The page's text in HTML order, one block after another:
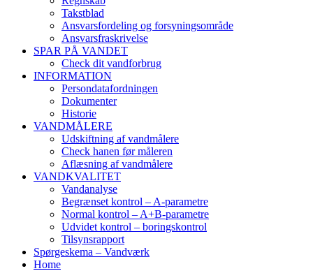
Takstblad
Ansvarsfordeling og forsyningsområde
Ansvarsfraskrivelse
SPAR PÅ VANDET
Check dit vandforbrug
INFORMATION
Persondatafordningen
Dokumenter
Historie
VANDMÅLERE
Udskiftning af vandmålere
Check hanen før måleren
Aflæsning af vandmålere
VANDKVALITET
Vandanalyse
Begrænset kontrol – A-parametre
Normal kontrol – A+B-parametre
Udvidet kontrol – boringskontrol
Tilsynsrapport
Spørgeskema – Vandværk
Home